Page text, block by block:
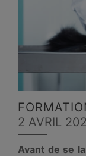
2 AVRIL
Avant de se